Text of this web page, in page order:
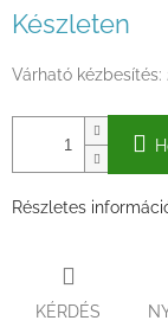
Készleten
Várható kézbesítés:
Részletes
KÉRDÉS